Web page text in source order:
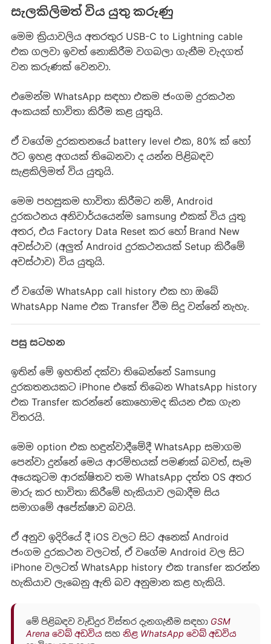
සැලකිලිමත් විය යුතු කරුණු
මෙම ක්‍රියාවලිය අතරතුර USB-C to Lightning cable
එක ගලවා ඉවත් නොකිරීම වගබලා ගැනීම වැදගත්
වන කරුණක් වෙනවා.
එමෙන්ම WhatsApp සඳහා එකම ජංගම දුරකථන
අංකයක් භාවිතා කිරීම කළ යුතුයි.
ඒ වගේම දුරකතනයේ battery level එක, 80% ක් හෝ
ඊට ඉහළ අගයක් තිබෙනවා ද යන්න පිළිබඳව
සැළකිලිමත් විය යුතුයි.
මෙම පහසුකම භාවිතා කිරීමට නම්, Android
දුරකථනය අනිවාර්යයෙන්ම samsung එකක් විය යුතු
අතර, එය Factory Data Reset කර හෝ Brand New
අවස්ථාව (අලුත් Android දුරකථනයක් Setup කිරීමේ
අවස්ථාව) විය යුතුයි.
ඒ වගේම WhatsApp call history එක හා ඔබේ
WhatsApp Name එක Transfer වීම සිදු වන්නේ නැහැ.
පසු සටහන
ඉතින් මේ ඉහතින් දක්වා තිබෙන්නේ Samsung
දුරකතනයකට iPhone එකේ තිබෙන WhatsApp history
එක Transfer කරන්නේ කොහොමද කියන එක ගැන
විතරයි.
මෙම option එක හඳුන්වාදීමේදී WhatsApp සමාගම
පෙන්වා දුන්නේ මෙය ආරම්භයක් පමණක් බවත්, සෑම
අයෙකුටම ආරක්ෂිතව තම WhatsApp දත්ත OS අතර
මාරු කර භාවිතා කිරීමේ හැකියාව ලබාදීම සිය
සමාගමේ අපේක්ෂාව බවයි.
ඒ අනුව ඉදිරියේ දී iOS වලට සිට අනෙක් Android
ජංගම දුරකථන වලටත්, ඒ වගේම Android වල සිට
iPhone වලටත් WhatsApp history එක transfer කරන්න
හැකියාව ලැබෙනු ඇති බව අනුමාන කළ හැකියි.
මේ පිළිබඳව වැඩිදුර විස්තර දැනගැනීම සඳහා GSM
Arena වෙබ් අඩවියසහ නිළ WhatsApp වෙබ් අඩවිය